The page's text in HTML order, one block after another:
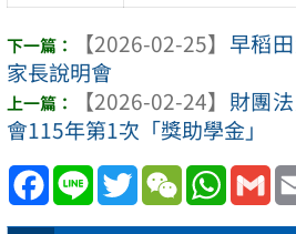
【2026-02-25】 早稻
家長說明會
【2026-02-24】 財團
會115年第1次「獎助學金」
Facebook
Line TwitterWeChat